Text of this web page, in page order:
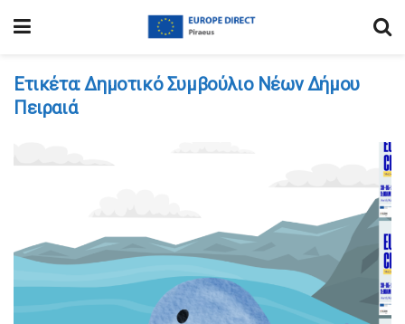
Ετικέτα:Δημοτικό Συμβούλιο Νέων Δήμου
Πειραιά